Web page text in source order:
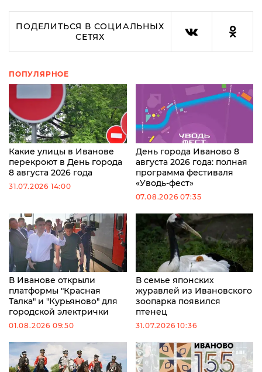
ПОДЕЛИТЬСЯ В СОЦИАЛЬНЫХ
СЕТЯХ
ПОПУЛЯРНОЕ
Какие улицы в Иванове
перекроют в День города
8 августа 2026 года
31.07.2026 14:00
День города Иваново 8
августа 2026 года: полная
программа фестиваля
«Уводь-фест»
07.08.2026 07:35
В Иванове открыли
платформы "Красная
Талка" и "Курьяново" для
городской электрички
01.08.2026 09:50
В семье японских
журавлей из Ивановского
зоопарка появился
птенец
31.07.2026 10:36